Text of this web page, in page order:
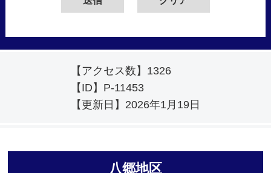
【アクセス数】 1326
【ID】 P-11453
【更新日】 2026年1月19日
八郷地区